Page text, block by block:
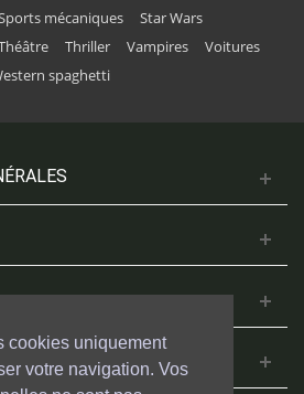
cookies uniquement
votre navigation. Vos
mécaniques
Star Wars
Thriller Vampires
Voitures
spaghetti